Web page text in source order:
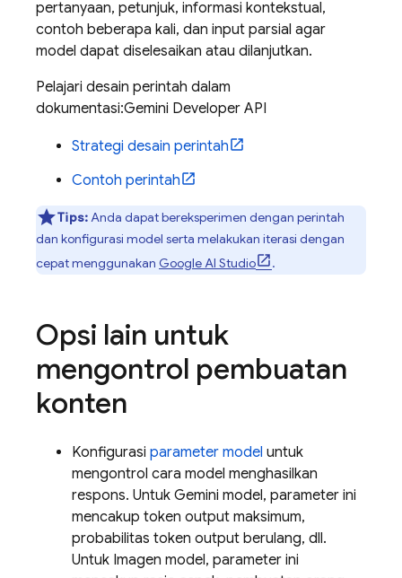
pertanyaan, petunjuk, informasi kontekstual,
contoh beberapa kali, dan input parsial agar
model dapat diselesaikan atau dilanjutkan.
Pelajari desain perintah dalam
dokumentasi:Gemini Developer API
Strategi desain perintah
Contoh perintah
Tips:Anda dapat bereksperimen dengan perintah
dan konfigurasi model serta melakukan iterasi dengan
cepat menggunakan Google AI Studio .
Opsi lain untuk
mengontrol pembuatan
konten
Konfigurasi parameter model untuk
mengontrol cara model menghasilkan
respons. Untuk Gemini model, parameter ini
mencakup token output maksimum,
probabilitas token output berulang, dll.
Untuk Imagen model, parameter ini